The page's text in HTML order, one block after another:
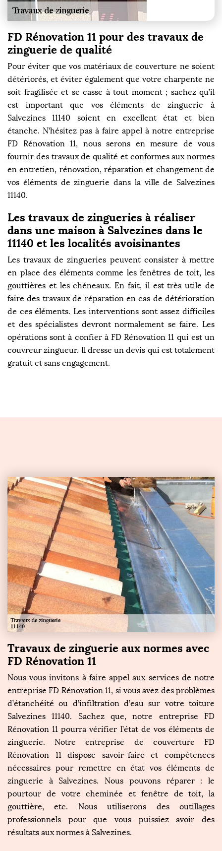
FD Rénovation 11 pour des travaux de
zinguerie de qualité
Pour éviter que vos matériaux de couverture ne soient
détériorés, et éviter également que votre charpente ne
soit fragilisée et se casse à tout moment ; sachez qu’il
est important que vos éléments de zinguerie à
Salvezines 11140 soient en excellent état et bien
étanche. N’hésitez pas à faire appel à notre entreprise
FD Rénovation 11, nous serons en mesure de vous
fournir des travaux de qualité et conformes aux normes
en entretien, rénovation, réparation et changement de
vos éléments de zinguerie dans la ville de Salvezines
11140.
Les travaux de zingueries à réaliser
dans une maison à Salvezines dans le
11140 et les localités avoisinantes
Les travaux de zingueries peuvent consister à mettre
en place des éléments comme les fenêtres de toit, les
gouttières et les chéneaux. En fait, il est très utile de
faire des travaux de réparation en cas de détérioration
de ces éléments. Les interventions sont assez difficiles
et des spécialistes devront normalement se faire. Les
opérations sont à confier à FD Rénovation 11 qui est un
couvreur zingueur. Il dresse un devis qui est totalement
gratuit et sans engagement.
Travaux de zinguerie aux normes avec
FD Rénovation 11
Nous vous invitons à faire appel aux services de notre
entreprise FD Rénovation 11, si vous avez des problèmes
d’étanchéité ou d’infiltration d’eau sur votre toiture
Salvezines 11140. Sachez que, notre entreprise FD
Rénovation 11 pourra vérifier l’état de vos éléments de
zinguerie. Notre entreprise de couverture FD
Rénovation 11 dispose savoir-faire et compétences
nécessaires pour remettre en état vos éléments de
zinguerie à Salvezines. Nous pouvons réparer : le
pourtour de votre cheminée et fenêtre de toit, la
gouttière, etc. Nous utiliserons des outillages
professionnels pour que vous puissiez avoir des
résultats aux normes à Salvezines.